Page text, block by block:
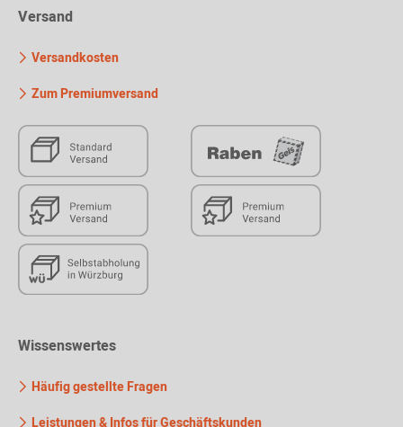
Versand
Versandkosten
Zum Premiumversand
Wissenswertes
Häufig gestellte Fragen
Leistungen & Infos für Geschäftskunden